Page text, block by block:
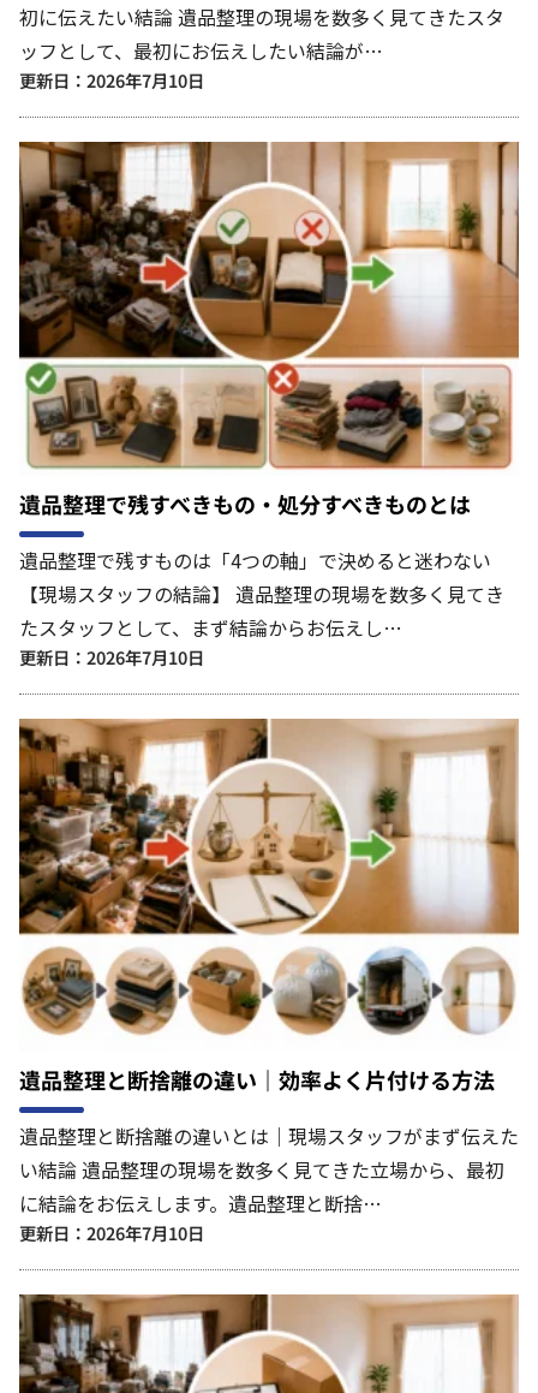
初に伝えたい結論 遺品整理の現場を数多く見てきたスタ
ッフとして、最初にお伝えしたい結論が…
更新日：2026年7月10日
遺品整理で残すべきもの・処分すべきものとは
遺品整理で残すものは「4つの軸」で決めると迷わない
【現場スタッフの結論】 遺品整理の現場を数多く見てき
たスタッフとして、まず結論からお伝えし…
更新日：2026年7月10日
遺品整理と断捨離の違い｜効率よく片付ける方法
遺品整理と断捨離の違いとは｜現場スタッフがまず伝えた
い結論 遺品整理の現場を数多く見てきた立場から、最初
に結論をお伝えします。遺品整理と断捨…
更新日：2026年7月10日